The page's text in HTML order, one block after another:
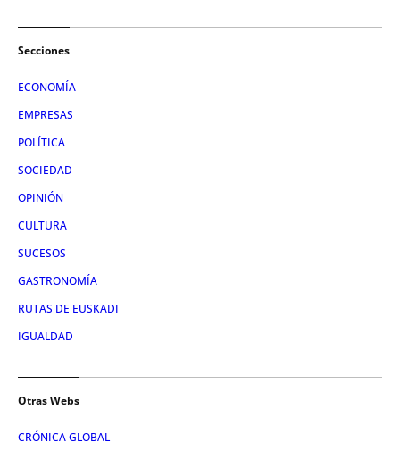
Secciones
ECONOMÍA
EMPRESAS
POLÍTICA
SOCIEDAD
OPINIÓN
CULTURA
SUCESOS
GASTRONOMÍA
RUTAS DE EUSKADI
IGUALDAD
Otras Webs
CRÓNICA GLOBAL